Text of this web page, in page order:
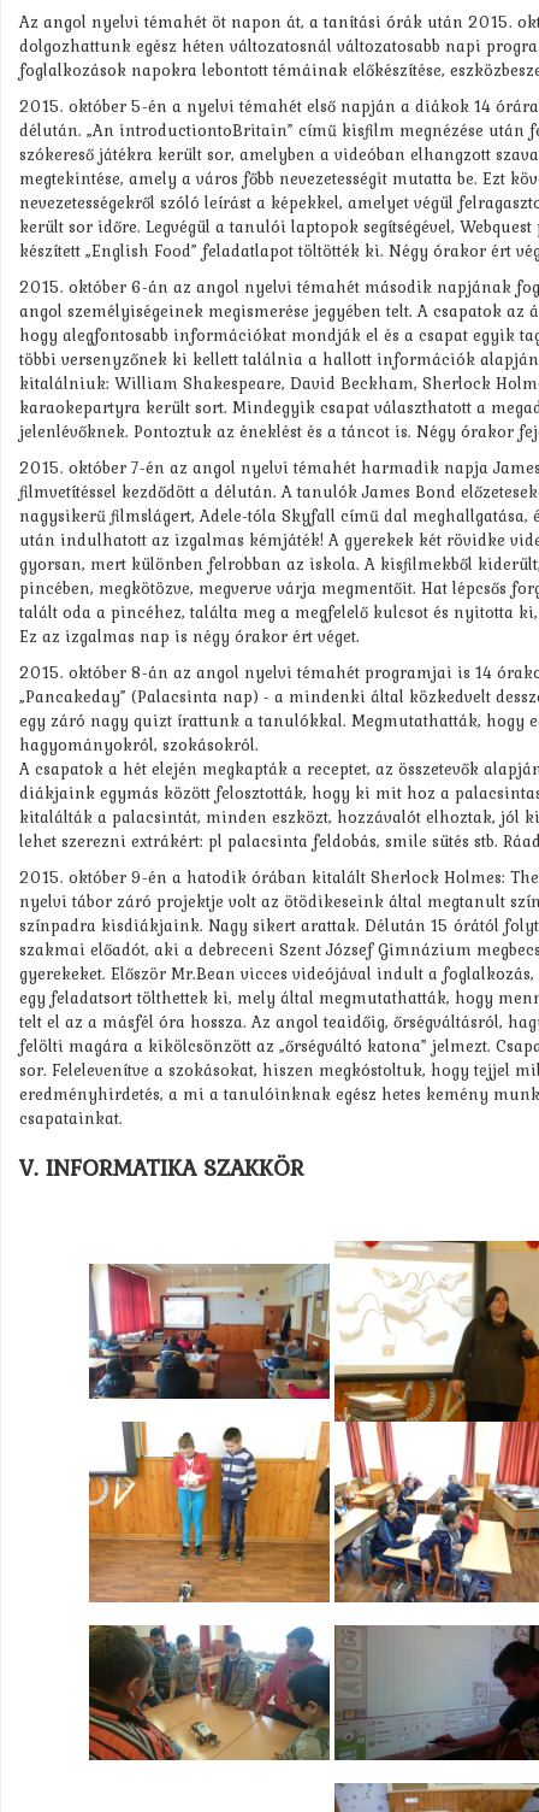
Az angol nyelvi témahét öt napon át, a tanítási órák után 2015.
dolgozhattunk egész héten változatosnál változatosabb napi
foglalkozások napokra lebontott témáinak előkészítése,
2015. október 5-én a nyelvi témahét első napján a diákok 14
délután. „An introductiontoBritain” című kisfilm megnézése után
szókereső játékra került sor, amelyben a videóban elhangzott
megtekintése, amely a város főbb nevezetességit mutatta be. Ezt
nevezetességekről szóló leírást a képekkel, amelyet végül
került sor időre. Legvégül a tanulói laptopok segítségével,
készített „English Food” feladatlapot töltötték ki. Négy órakor ért
2015. október 6-án az angol nyelvi témahét második napjának
angol személyiségeinek megismerése jegyében telt. A csapatok
hogy alegfontosabb információkat mondják el és a csapat egyik
többi versenyzőnek ki kellett találnia a hallott információk
kitalálniuk: William Shakespeare, David Beckham, Sherlock
karaokepartyra került sort. Mindegyik csapat választhatott a
jelenlévőknek. Pontoztuk az éneklést és a táncot is. Négy órakor
2015. október 7-én az angol nyelvi témahét harmadik napja
filmvetítéssel kezdődött a délután. A tanulók James Bond
nagysikerű filmslágert, Adele-tóla Skyfall című dal
után indulhatott az izgalmas kémjáték! A gyerekek két rövidke
gyorsan, mert különben felrobban az iskola. A kisfilmekből
pincében, megkötözve, megverve várja megmentőit. Hat lépcsős
talált oda a pincéhez, találta meg a megfelelő kulcsot és nyitotta
Ez az izgalmas nap is négy órakor ért véget.
2015. október 8-án az angol nyelvi témahét programjai is 14
„Pancakeday” (Palacsinta nap) - a mindenki által közkedvelt
egy záró nagy quizt írattunk a tanulókkal. Megmutathatták, hogy
hagyományokról, szokásokról.
A csapatok a hét elején megkapták a receptet, az összetevők
diákjaink egymás között felosztották, hogy ki mit hoz a
kitalálták a palacsintát, minden eszközt, hozzávalót elhoztak, jól
lehet szerezni extrákért: pl palacsinta feldobás, smile sütés stb.
2015. október 9-én a hatodik órában kitalált Sherlock Holmes:
nyelvi tábor záró projektje volt az ötödikeseink által megtanult
színpadra kisdiákjaink. Nagy sikert arattak. Délután 15 órától
szakmai előadót, aki a debreceni Szent József Gimnázium
gyerekeket. Először Mr.Bean vicces videójával indult a
egy feladatsort tölthettek ki, mely által megmutathatták, hogy
telt el az a másfél óra hossza. Az angol teaidőig, őrségváltásról,
felölti magára a kikölcsönzött az „őrségváltó katona” jelmezt.
sor. Felelevenítve a szokásokat, hiszen megkóstoltuk, hogy tejjel
eredményhirdetés, a mi a tanulóinknak egész hetes kemény
csapatainkat.
V. INFORMATIKA SZAKKÖR